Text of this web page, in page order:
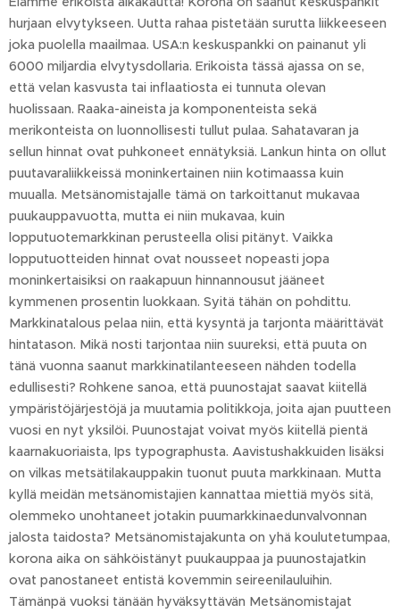
hurjaan elvytykseen. Uutta rahaa pistetään surutta liikkeeseen
joka puolella maailmaa. USA:n keskuspankki on painanut yli
6000 miljardia elvytysdollaria. Erikoista tässä ajassa on se,
että velan kasvusta tai inflaatiosta ei tunnuta olevan
huolissaan. Raaka-aineista ja komponenteista sekä
merikonteista on luonnollisesti tullut pulaa. Sahatavaran ja
sellun hinnat ovat puhkoneet ennätyksiä. Lankun hinta on ollut
puutavaraliikkeissä moninkertainen niin kotimaassa kuin
muualla. Metsänomistajalle tämä on tarkoittanut mukavaa
puukauppavuotta, mutta ei niin mukavaa, kuin
lopputuotemarkkinan perusteella olisi pitänyt. Vaikka
lopputuotteiden hinnat ovat nousseet nopeasti jopa
moninkertaisiksi on raakapuun hinnannousut jääneet
kymmenen prosentin luokkaan. Syitä tähän on pohdittu.
Markkinatalous pelaa niin, että kysyntä ja tarjonta määrittävät
hintatason. Mikä nosti tarjontaa niin suureksi, että puuta on
tänä vuonna saanut markkinatilanteeseen nähden todella
edullisesti? Rohkene sanoa, että puunostajat saavat kiitellä
ympäristöjärjestöjä ja muutamia politikkoja, joita ajan puutteen
vuosi en nyt yksilöi. Puunostajat voivat myös kiitellä pientä
kaarnakuoriaista, Ips typographusta. Aavistushakkuiden lisäksi
on vilkas metsätilakauppakin tuonut puuta markkinaan. Mutta
kyllä meidän metsänomistajien kannattaa miettiä myös sitä,
olemmeko unohtaneet jotakin puumarkkinaedunvalvonnan
jalosta taidosta? Metsänomistajakunta on yhä koulutetumpaa,
korona aika on sähköistänyt puukauppaa ja puunostajatkin
ovat panostaneet entistä kovemmin seireenilauluihin.
Tämänpä vuoksi tänään hyväksyttävän Metsänomistajat